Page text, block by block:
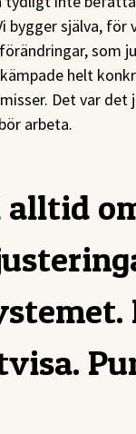
bygger själva,
som
helt
Det var
arbeta.